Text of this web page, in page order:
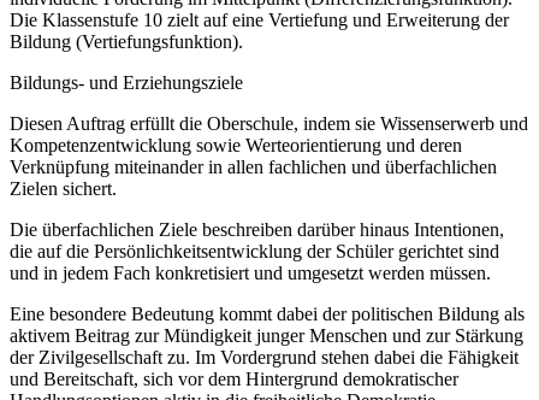
Die Klassenstufe 10 zielt auf eine Vertiefung und Erweiterung der
Bildung (Vertiefungsfunktion).
Bildungs- und Erziehungsziele
Diesen Auftrag erfüllt die Oberschule, indem sie Wissenserwerb und
Kompetenzentwicklung sowie Werteorientierung und deren
Verknüpfung miteinander in allen fachlichen und überfachlichen
Zielen sichert.
Die überfachlichen Ziele beschreiben darüber hinaus Intentionen,
die auf die Persönlichkeitsentwicklung der Schüler gerichtet sind
und in jedem Fach konkretisiert und umgesetzt werden müssen.
Eine besondere Bedeutung kommt dabei der politischen Bildung als
aktivem Beitrag zur Mündigkeit junger Menschen und zur Stärkung
der Zivilgesellschaft zu. Im Vordergrund stehen dabei die Fähigkeit
und Bereitschaft, sich vor dem Hintergrund demokratischer